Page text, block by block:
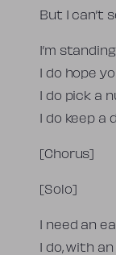
But I can’t
I’m
I do hope
I do pick a
I do keep a
[Chorus]
[Solo]
I need an
I do, with